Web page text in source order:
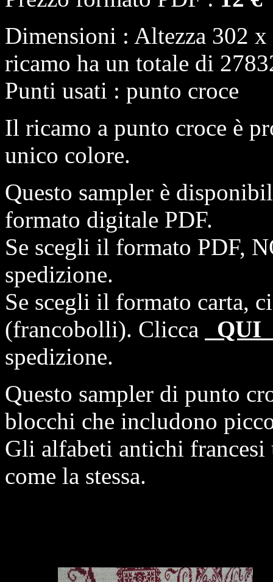
Dimensioni : Altezza 302
ricamo ha un totale di
Punti usati : punto croce
Il ricamo a punto croce è
unico colore.
Questo sampler è
formato digitale PDF.
Se scegli il formato PDF,
spedizione.
Se scegli il formato carta,
(francobolli). Clicca
spedizione.
Questo sampler di punto
blocchi che includono
Gli alfabeti antichi francesi
come la stessa.